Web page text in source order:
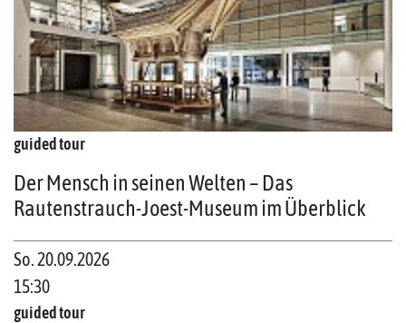
guided tour
Der Mensch in seinen Welten – Das
Rautenstrauch-Joest-Museum im Überblick
So. 20.09.2026
15:30
guided tour